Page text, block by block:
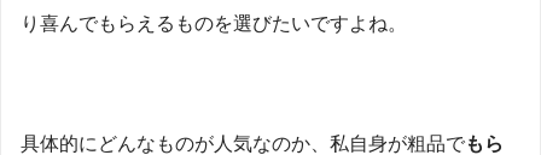
り喜んでもらえるものを選びたいですよね。
具体的にどんなものが人気なのか、私自身が粗品でもら